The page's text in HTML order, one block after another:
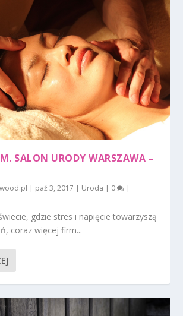
SALON URODY WARSZAWA –
| paź 3, 2017 | Uroda | 0 |
gdzie stres i napięcie towarzyszą
coraz więcej firm...